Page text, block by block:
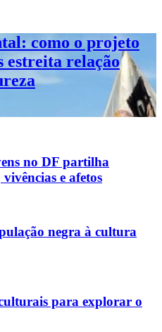
como o projeto
estreita relação
no DF partilha
e afetos
negra à cultura
para explorar o